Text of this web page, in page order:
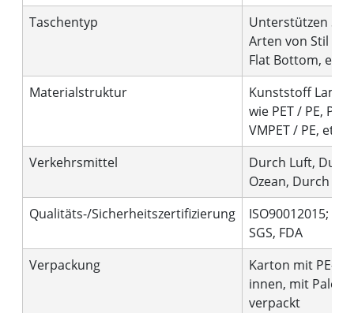
Taschentyp
Unterstützen Sie
Arten von Stil wie
Flat Bottom, etc.
Materialstruktur
Kunststoff
wie PET / PE, PET
VMPET / PE, etc.
Verkehrsmittel
Durch Luft,
Ozean, Durch
Qualitäts-/Sicherheitszertifizierung
ISO90012015;
SGS, FDA
Verpackung
Karton mit PE-
innen, mit Palette
verpackt